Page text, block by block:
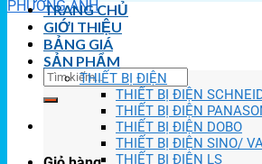
TRANG CHỦ
GIỚI THIỆU
BẢNG GIÁ
SẢN PHẨM
THIẾT BỊ ĐIỆN
THIẾT BỊ ĐIỆN
THIẾT BỊ ĐIỆN
THIẾT BỊ ĐIỆN DOBO
THIẾT BỊ ĐIỆN SINO/
THIẾT BỊ ĐIỆN LS